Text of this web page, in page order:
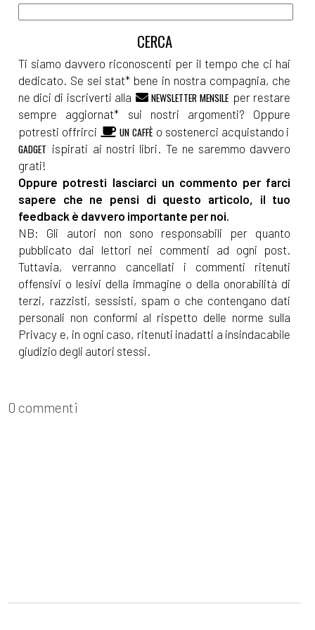
incipit
[04]Paulina e l'Acqua della
Vita, di Michaela Šebőková
Vannini: incipit
Marzo 2022
[14]L'occasione di una vita, di
Elena Genero Santoro: incipit
Dicembre 2021
[27]DAD – Divertendosi A
Distanza, di Chiara Rossi:
[20]
Ottobre 2021
Ti siamo davvero riconoscenti per il tempo che ci hai
dedicato. Se sei stat* bene in nostra compagnia, che
ne dici di iscriverti alla
NEWSLETTER MENSILE per restare
sempre aggiornat* sui nostri argomenti? Oppure
potresti offrirci
UN CAFFÈ o sostenerci acquistando i
GADGET ispirati ai nostri libri. Te ne saremmo davvero
grati!
Oppure potresti lasciarci un commento per farci
sapere che ne pensi di questo articolo, il tuo
feedback è davvero importante per noi.
NB: Gli autori non sono responsabili per quanto
pubblicato dai lettori nei commenti ad ogni post.
Tuttavia, verranno cancellati i commenti ritenuti
offensivi o lesivi della immagine o della onorabilità di
terzi, razzisti, sessisti, spam o che contengano dati
personali non conformi al rispetto delle norme sulla
Privacy e, in ogni caso, ritenuti inadatti a insindacabile
giudizio degli autori stessi.
0 commenti